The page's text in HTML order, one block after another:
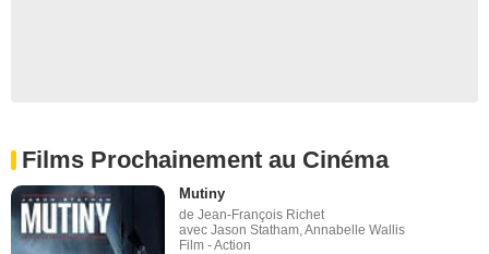
Films Prochainement au Cinéma
Mutiny
de Jean-François Richet
avec Jason Statham, Annabelle Wallis
Film - Action